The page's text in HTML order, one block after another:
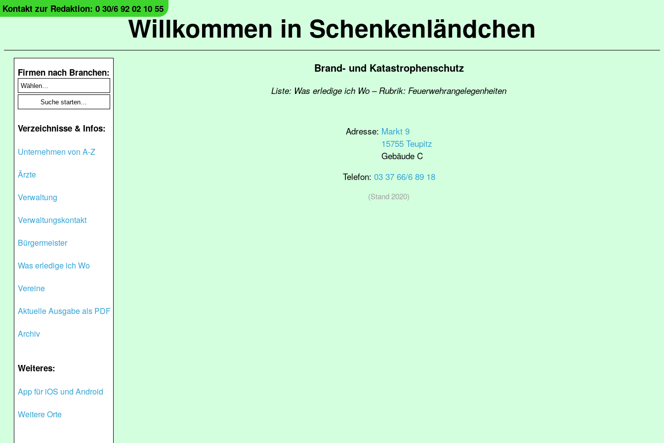
Willkommen in Schenkenländchen
Kontakt zur Redaktion: 0 30/6 92 02 10 55
Firmen nach Branchen:
Verzeichnisse & Infos:
Unternehmen von A-Z
Ärzte
Verwaltung
Verwaltungskontakt
Bürgermeister
Was erledige ich Wo
Vereine
Aktuelle Ausgabe als PDF
Archiv
Weiteres:
App für iOS und Android
Weitere Orte
Brand- und Katastrophenschutz
Liste: Was erledige ich Wo – Rubrik: Feuerwehrangelegenheiten
Adresse: Markt 9
15755 Teupitz
Gebäude C
Telefon: 03 37 66/6 89 18
(Stand 2020)